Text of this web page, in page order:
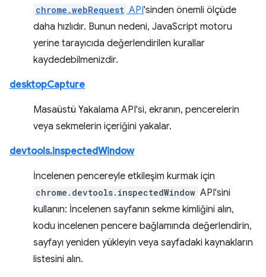
chrome.webRequest API'sinden önemli ölçüde
daha hızlıdır. Bunun nedeni, JavaScript motoru
yerine tarayıcıda değerlendirilen kurallar
kaydedebilmenizdir.
desktopCapture
Masaüstü Yakalama API'si, ekranın, pencerelerin
veya sekmelerin içeriğini yakalar.
devtools.inspectedWindow
İncelenen pencereyle etkileşim kurmak için
chrome.devtools.inspectedWindow API'sini
kullanın: İncelenen sayfanın sekme kimliğini alın,
kodu incelenen pencere bağlamında değerlendirin,
sayfayı yeniden yükleyin veya sayfadaki kaynakların
listesini alın.